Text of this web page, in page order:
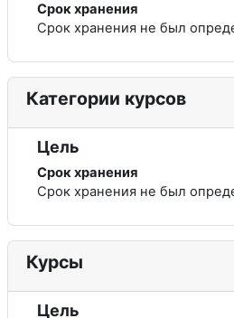
Срок хранения
Срок хранения не был
Категории курсов
Цель
Срок хранения
Срок хранения не был
Курсы
Цель